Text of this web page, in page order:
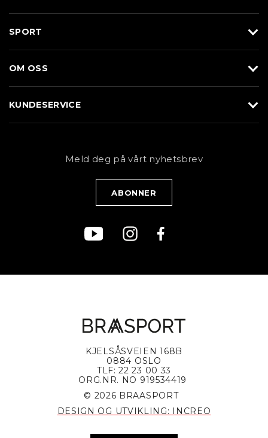
Sko
Merkevarer
SPORT
Løp
Sykkel
OM OSS
KUNDESERVICE
PersonvernerklæringMeld deg på vårt nyhetsbrev
KJELSÅSVEIEN 168B
0884 OSLO
TLF: 22 23 00 33
ORG.NR. NO 919534419
© 2026 BRAASPORT
DESIGN OG UTVIKLING: INCREO